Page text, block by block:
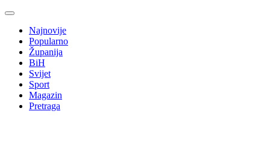
Najnovije
Popularno
Županija
BiH
Svijet
Sport
Magazin
Pretraga